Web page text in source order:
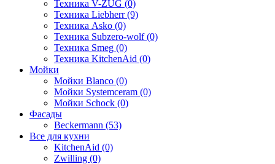
Техника V-ZUG (0)
Техника Liebherr (9)
Техника Asko (0)
Техника Subzero-wolf (0)
Техника Smeg (0)
Техника KitchenAid (0)
Мойки
Мойки Blanco (0)
Мойки Systemceram (0)
Мойки Schock (0)
Фасады
Beckermann (53)
Все для кухни
KitchenAid (0)
Zwilling (0)